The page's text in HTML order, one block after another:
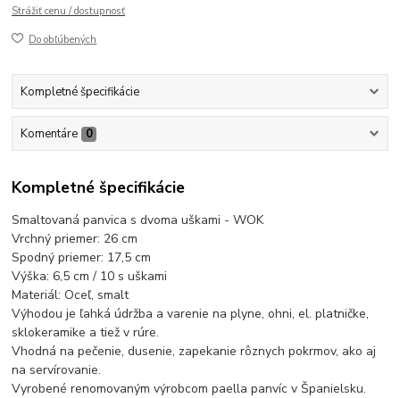
Strážiť cenu / dostupnosť
Do obľúbených
Kompletné špecifikácie
Komentáre 0
Kompletné špecifikácie
Smaltovaná panvica s dvoma uškami - WOK
Vrchný priemer: 26 cm
Spodný priemer: 17,5 cm
Výška: 6,5 cm / 10 s uškami
Materiál: Oceľ, smalt
Výhodou je ľahká údržba a varenie na plyne, ohni, el. platničke,
sklokeramike a tiež v rúre.
Vhodná na pečenie, dusenie, zapekanie rôznych pokrmov, ako aj
na servírovanie.
Vyrobené renomovaným výrobcom paella panvíc v Španielsku.